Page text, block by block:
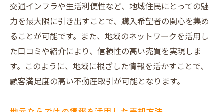
交通インフラや生活利便性など、地域住民にとっての魅
力を最大限に引き出すことで、購入希望者の関心を集め
ることが可能です。また、地域のネットワークを活用し
た口コミや紹介により、信頼性の高い売買を実現しま
す。このように、地域に根ざした情報を活かすことで、
顧客満足度の高い不動産取引が可能となります。